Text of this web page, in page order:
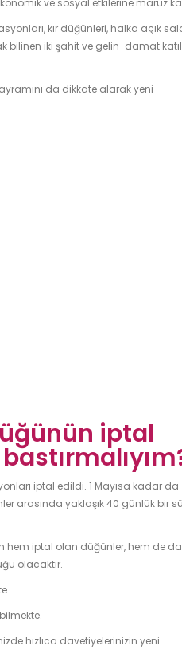
ve sosyal etkilerine maruz
kır düğünleri, halka açık
iki şahit ve gelin-damat
da dikkate alarak yeni
iptal
iptal edildi. 1 Mayısa kadar da
arasında yaklaşık 40 günlük bir
hem iptal olan düğünler, hem de
olacaktır.
hızlıca davetiyelerinizin yeni